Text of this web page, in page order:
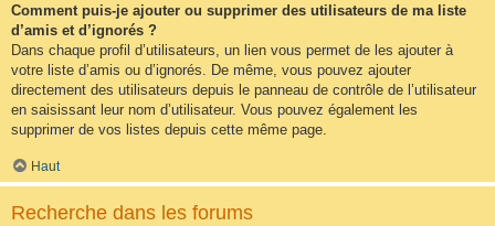
Comment puis-je ajouter ou supprimer des utilisateurs de ma liste
d’amis et d’ignorés ?
Dans chaque profil d’utilisateurs, un lien vous permet de les ajouter à
votre liste d’amis ou d’ignorés. De même, vous pouvez ajouter
directement des utilisateurs depuis le panneau de contrôle de l’utilisateur
en saisissant leur nom d’utilisateur. Vous pouvez également les
supprimer de vos listes depuis cette même page.
Haut
Recherche dans les forums